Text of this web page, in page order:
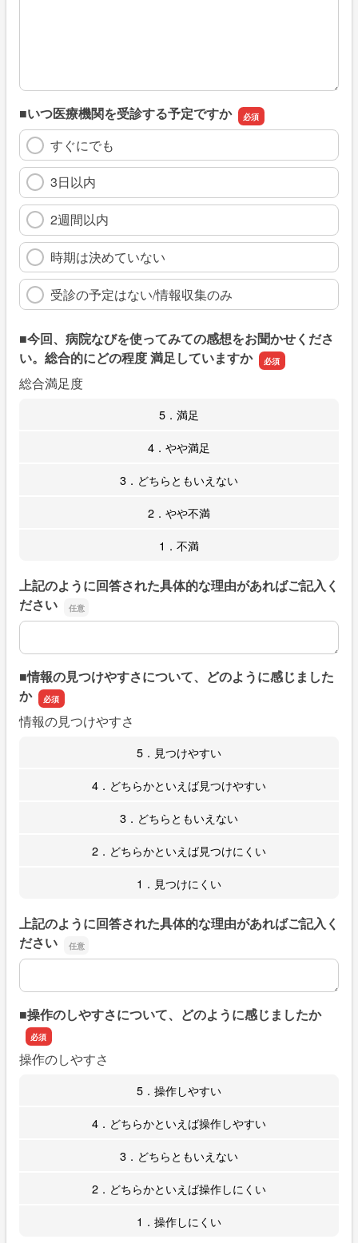
■いつ医療機関を受診する予定ですか
すぐにでも
3日以内
2週間以内
時期は決めていない
受診の予定はない/情報収集のみ
■今回、病院なびを使ってみての感想をお聞かせくださ
い。総合的にどの程度 満足していますか
総合満足度
5．満足
4．やや満足
3．どちらともいえない
2．やや不満
1．不満
上記のように回答された具体的な理由があればご記入く
ださい
上記のように回答された具体的な理由があればご記入くだ
■情報の見つけやすさについて、どのように感じました
か
情報の見つけやすさ
5．見つけやすい
4．どちらかといえば見つけやすい
3．どちらともいえない
2．どちらかといえば見つけにくい
1．見つけにくい
上記のように回答された具体的な理由があればご記入く
ださい
上記のように回答された具体的な理由があればご記入くだ
■操作のしやすさについて、どのように感じましたか
操作のしやすさ
5．操作しやすい
4．どちらかといえば操作しやすい
3．どちらともいえない
2．どちらかといえば操作しにくい
1．操作しにくい